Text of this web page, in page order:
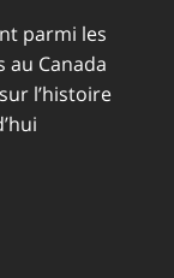
parmi les
Canada
l’histoire